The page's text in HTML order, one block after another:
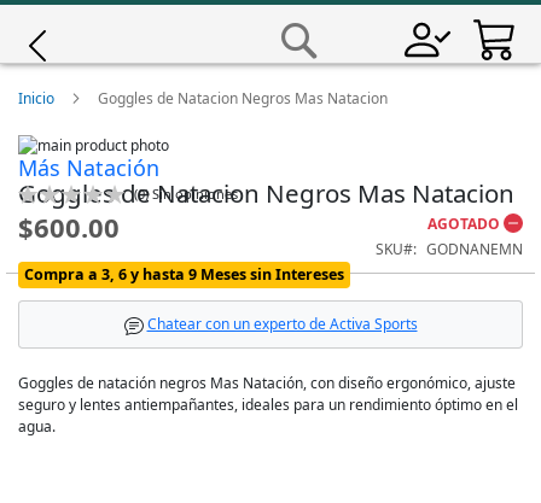
Saltar
Contenido
Inicio Goggles de Natacion Negros Mas Natacion
Skip
to
the
end
of
images
gallery
Skip
to
the
beginning
the
images
Más Natación
Goggles de Natacion Negros Mas Natacion
Calificación:
100
(0)Sin opiniones
$600.00
AGOTADO
SKU
GODNANEMN
Compra a 3, 6 y hasta 9 Meses sin Intereses
Chatear con un experto de Activa Sports
Goggles de natación negros Mas Natación, con diseño ergonómico, ajuste
seguro y lentes antiempañantes, ideales para un rendimiento óptimo en el
agua.
Giro
Iscali
Magene
MET